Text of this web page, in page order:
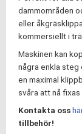
dammområden
eller
kommersiellt i
Maskinen kan
några enkla steg
en maximal
svåra att nå fixas
Kontakta oss
tillbehör!